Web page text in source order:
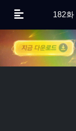
182화